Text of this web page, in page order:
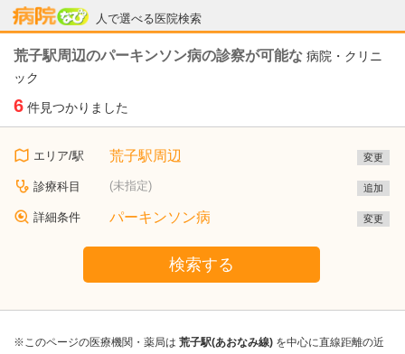
人で選べる医院検索
病院なび
荒子駅周辺のパーキンソン病の診察が可能な 病院・クリニ
ック
6 件見つかりました
エリア/駅 荒子駅周辺 変更
診療科目 (未指定) 追加
詳細条件 パーキンソン病 変更
検索する
※このページの医療機関・薬局は 荒子駅(あおなみ線) を中心に直線距離の近